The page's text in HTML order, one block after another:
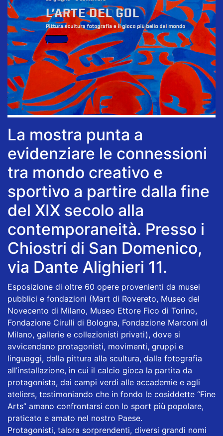
La mostra punta a
evidenziare le connessioni
tra mondo creativo e
sportivo a partire dalla fine
del XIX secolo alla
contemporaneità. Presso i
Chiostri di San Domenico,
via Dante Alighieri 11.
Esposizione di oltre 60 opere provenienti da musei
pubblici e fondazioni (Mart di Rovereto, Museo del
Novecento di Milano, Museo Ettore Fico di Torino,
Fondazione Cirulli di Bologna, Fondazione Marconi di
Milano, gallerie e collezionisti privati), dove si
avvicendano protagonisti, movimenti, gruppi e
linguaggi, dalla pittura alla scultura, dalla fotografia
all’installazione, in cui il calcio gioca la partita da
protagonista, dai campi verdi alle accademie e agli
ateliers, testimoniando che in fondo le cosiddette “Fine
Arts” amano confrontarsi con lo sport più popolare,
praticato e amato nel nostro Paese.
Protagonisti, talora sorprendenti, diversi grandi nomi